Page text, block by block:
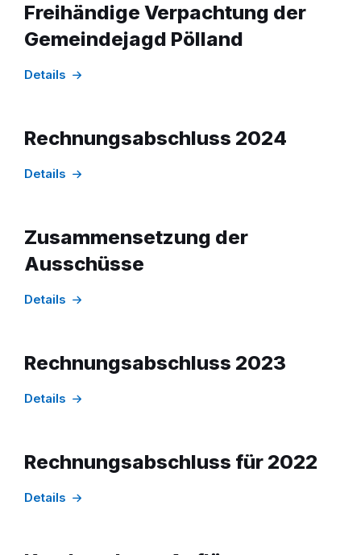
Freihändige Verpachtung der
Gemeindejagd Pölland
Details
Rechnungsabschluss 2024
Details
Zusammensetzung der
Ausschüsse
Details
Rechnungsabschluss 2023
Details
Rechnungsabschluss für 2022
Details